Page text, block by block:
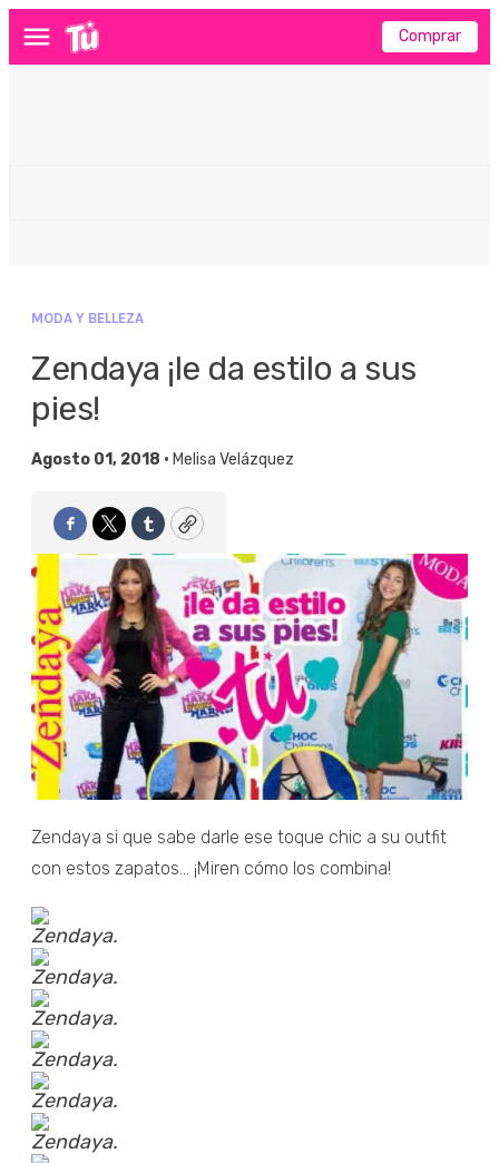
Menú Comprar
MODA Y BELLEZA
Zendaya ¡le da estilo a sus
pies!
Agosto 01, 2018 • Melisa Velázquez
Facebook
TwitterTumblrCopy
Zendaya si que sabe darle ese toque chic a su outfit
con estos zapatos... ¡Miren cómo los combina!
Zendaya.
Zendaya.
Zendaya.
Zendaya.
Zendaya.
Zendaya.